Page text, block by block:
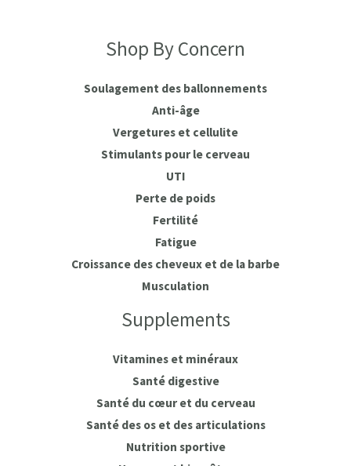
Shop By Concern
Soulagement des ballonnements
Anti-âge
Vergetures et cellulite
Stimulants pour le cerveau
UTI
Perte de poids
Fertilité
Fatigue
Croissance des cheveux et de la barbe
Musculation
Supplements
Vitamines et minéraux
Santé digestive
Santé du cœur et du cerveau
Santé des os et des articulations
Nutrition sportive